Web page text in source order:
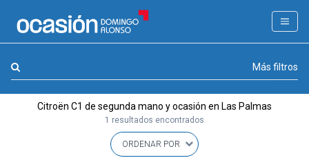
FILTROS
APPROVED
Más filtros
Citroën C1 de segunda mano y ocasión en Las Palmas
1 resultados encontrados